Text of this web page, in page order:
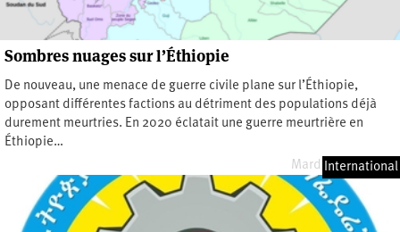
Sombres nuages sur l’Éthiopie
De nouveau, une menace de guerre civile plane sur l’Éthiopie,
opposant différentes factions au détriment des populations déjà
durement meurtries. En 2020 éclatait une guerre meurtrière en
Éthiopie…
Mardi 26 mai 2026
International